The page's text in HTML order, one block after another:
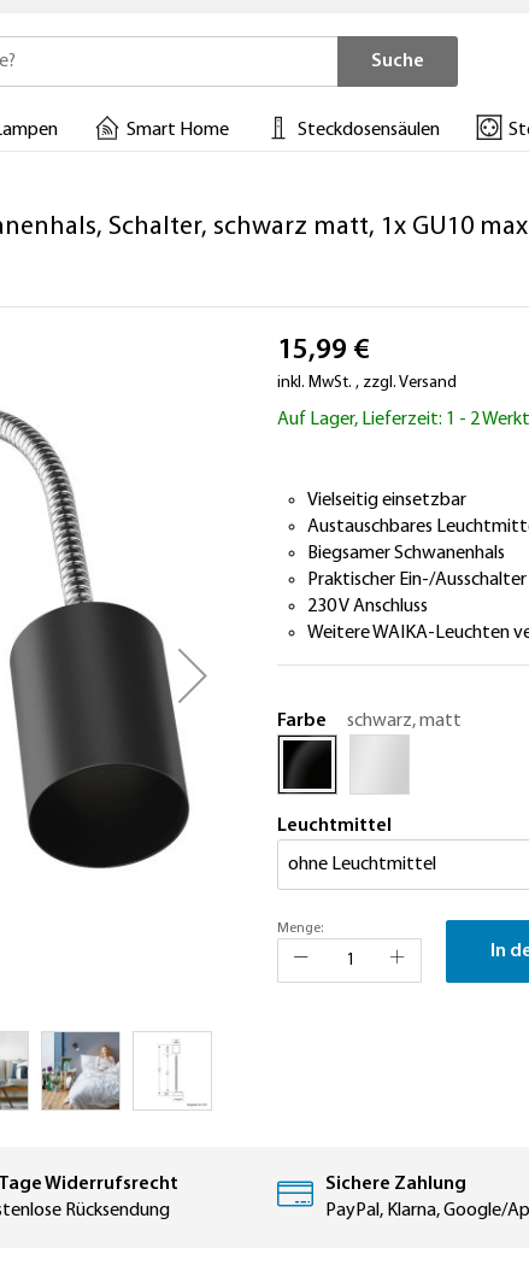
Suche
Smart Home Steckdosensäulen
Schalter, schwarz matt, 1x GU10
15,99 €
inkl. MwSt. , zzgl. Versand
Auf Lager, Lieferzeit: 1 - 2
Vielseitig einsetzbar
Austauschbares
Biegsamer Schwanenhals
Praktischer Ein-/Ausschalter
230 V Anschluss
Weitere WAIKA-Leuchten
Farbe schwarz, matt
Leuchtmittel
Menge:
In
Widerrufsrecht
Rücksendung
Sichere Zahlung
PayPal, Klarna, Google/